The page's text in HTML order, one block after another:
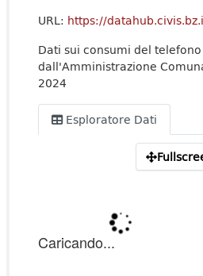
URL: https://datahub.civis.bz.it/municipality-of-merano/
Dati sui consumi del
dall'Amministrazione
2024
Esploratore Dati